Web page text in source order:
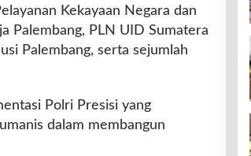
Kekayaan Negara dan
Palembang, PLN UID Sumatera
Palembang, serta sejumlah
Polri Presisi yang
dalam membangun